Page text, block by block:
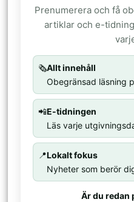
Prenumerera och få
artiklar och e-
🗞️Allt innehåll
Obegränsad läsning
📲E-tidningen
Läs varje
📍Lokalt fokus
Nyheter som berör
Är du redan